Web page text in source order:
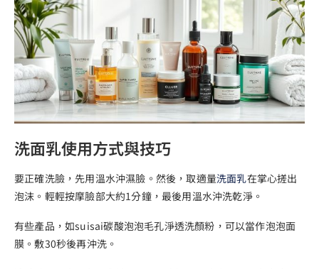
洗面乳使用方式與技巧
要正確洗臉，先用溫水沖濕臉。然後，取適量洗面乳在掌心搓出
泡沫。輕輕按摩臉部大約1分鐘，最後用溫水沖洗乾淨。
有些產品，如suisai碳酸泡泡毛孔淨透洗顏粉，可以當作泡泡面
膜。敷30秒後再沖洗。